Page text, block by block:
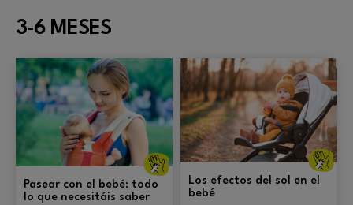
3-6 MESES
Cuidados
generales y
prevención.
Pasear con el bebé: todo
lo que necesitáis saber
Los efectos del sol en el
bebé